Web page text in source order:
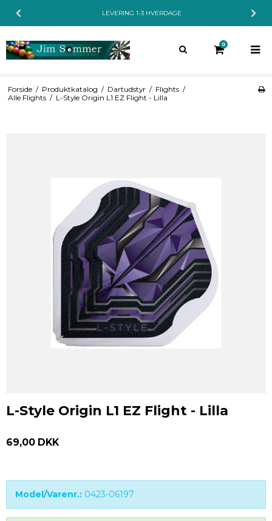
LEVERING 1-3 HVERDAGE
0
Forside / Produktkatalog / Dartudstyr / Flights /
Alle Flights / L-Style Origin L1 EZ Flight - Lilla
L-Style Origin L1 EZ Flight - Lilla
69,00 DKK
Model/Varenr.: 0423-06197